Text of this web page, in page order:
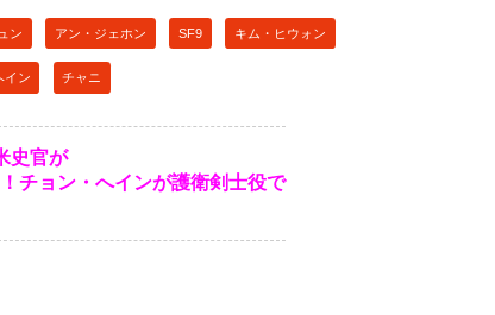
ン アン・ジェホン SF9 キム・ヒウォン
イン チャニ
史官が
チョン・へインが護衛剣士役で